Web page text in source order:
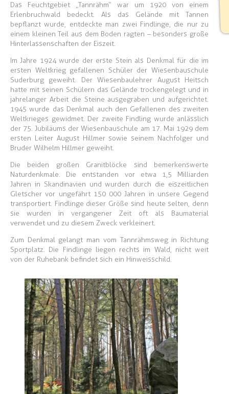
Das Feuchtgebiet „Tannrähm“ war um 1920 von einem
Erlenbruchwald bedeckt. Als das Gelände mit Tannen
bepflanzt wurde, entdeckte man zwei Findlinge, die nur zu
einem kleinen Teil aus dem Boden ragten – besonders große
Hinterlassenschaften der Eiszeit.
Im Jahre 1924 wurde der erste Stein als Denkmal für die im
ersten Weltkrieg gefallenen Schüler der Wiesenbauschule
Suderburg geweiht. Der Wiesenbaulehrer August Heitsch
hatte mit seinen Schülern das Gelände trockengelegt und in
jahrelanger Arbeit die Steine ausgegraben und aufgerichtet.
1945 wurde das Denkmal auch den Gefallenen des zweiten
Weltkrieges gewidmet. Der zweite Findling wurde anlässlich
der 75. Jubiläums der Wiesenbauschule am 17. Mai 1929 dem
ersten Leiter August Hillmer sowie seinem Nachfolger und
Bruder Wilhelm Hillmer geweiht.
Die beiden großen Granitblöcke sind bemerkenswerte
Naturdenkmale. Die entstanden vor etwa 1,5 Milliarden
Jahren in Skandinavien und wurden durch die eiszeitlichen
Gletscher vor ungefährt 150 000 Jahren in unsere Gegend
transportiert. Findlinge dieser Größe sind heute selten, denn
sie wurden in vergangener Zeit oft als Baumaterial
verwendet und zu diesem Zweck verkleinert.
Zum Denkmal gelangt man vom Tannrähmsweg in Richtung
Sportplatz. Die Findlinge liegen rechts im Wald, nicht weit
von der Ruhebank befindet sich ein Hinweisschild.